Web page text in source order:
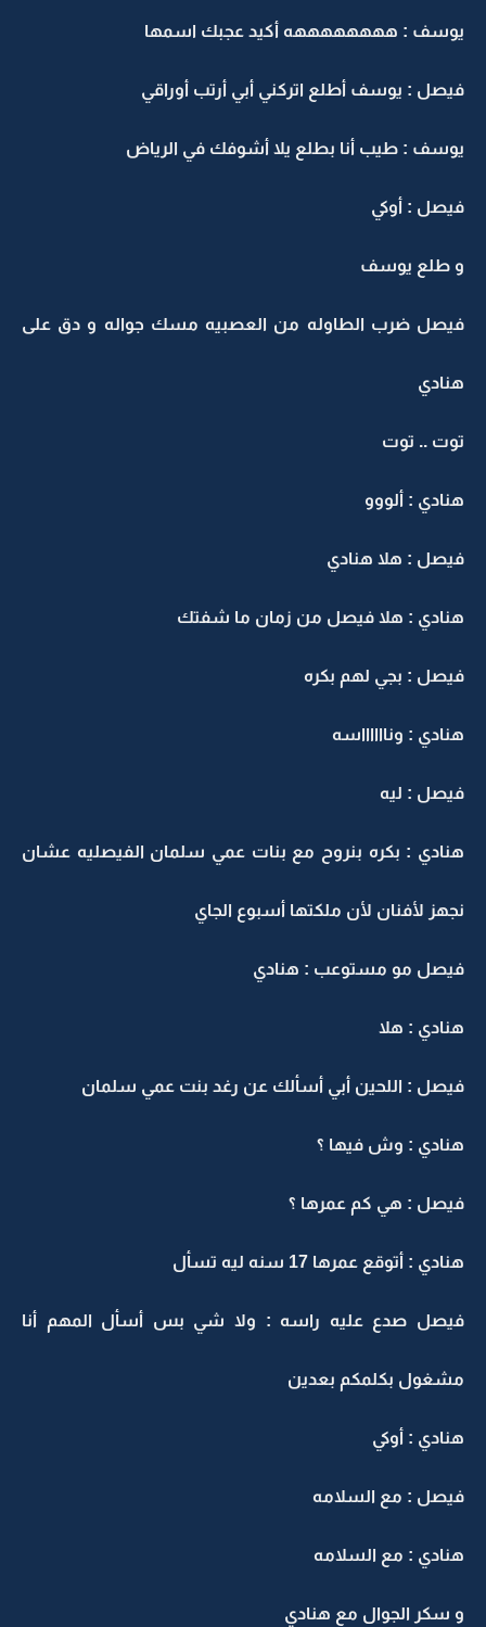
يوسف : ههههههههه أكيد عجبك اسمها
فيصل : يوسف أطلع اتركني أبي أرتب أوراقي
يوسف : طيب أنا بطلع يلا أشوفك في الرياض
فيصل : أوكي
و طلع يوسف
فيصل ضرب الطاوله من العصبيه مسك جواله و دق على
هنادي
توت .. توت
هنادي : ألووو
فيصل : هلا هنادي
هنادي : هلا فيصل من زمان ما شفتك
فيصل : بجي لهم بكره
هنادي : ونااااااسه
فيصل : ليه
هنادي : بكره بنروح مع بنات عمي سلمان الفيصليه عشان
نجهز لأفنان لأن ملكتها أسبوع الجاي
فيصل مو مستوعب : هنادي
هنادي : هلا
فيصل : اللحين أبي أسألك عن رغد بنت عمي سلمان
هنادي : وش فيها ؟
فيصل : هي كم عمرها ؟
هنادي : أتوقع عمرها 17 سنه ليه تسأل
فيصل صدع عليه راسه : ولا شي بس أسأل المهم أنا
مشغول بكلمكم بعدين
هنادي : أوكي
فيصل : مع السلامه
هنادي : مع السلامه
و سكر الجوال مع هنادي